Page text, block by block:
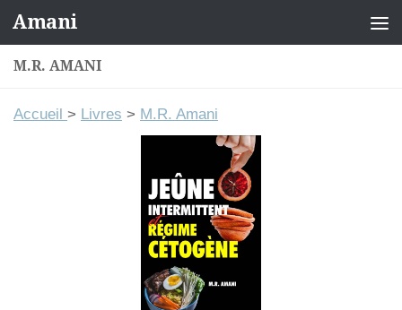
Skip to content
Amani
M.R. AMANI
Accueil > Livres > M.R. Amani